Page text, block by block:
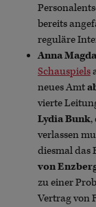
bereits
reguläre
Anna
Schauspiels
neues Amt
vierte
Lydia Bunk,
verlassen
diesmal das
von
zu einer
Vertrag von